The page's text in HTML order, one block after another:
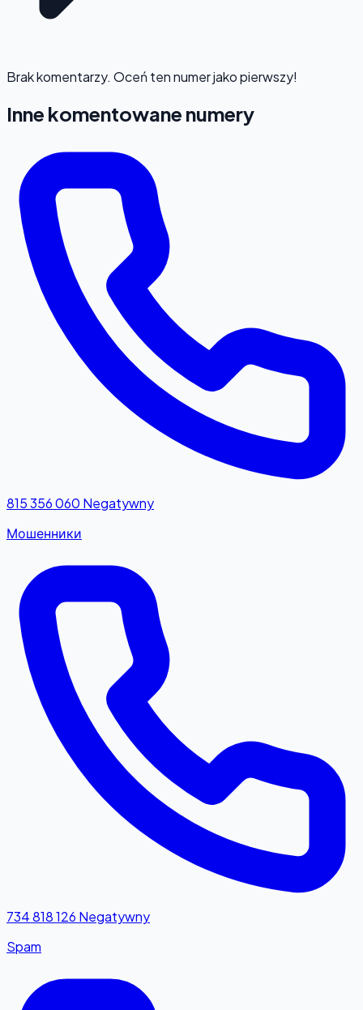
Brak komentarzy. Oceń ten numer jako pierwszy!
Inne komentowane numery
815 356 060 Negatywny
Мошенники
734 818 126 Negatywny
Spam